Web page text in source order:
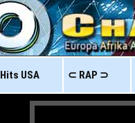
Hits USA ⊂ RAP ⊃